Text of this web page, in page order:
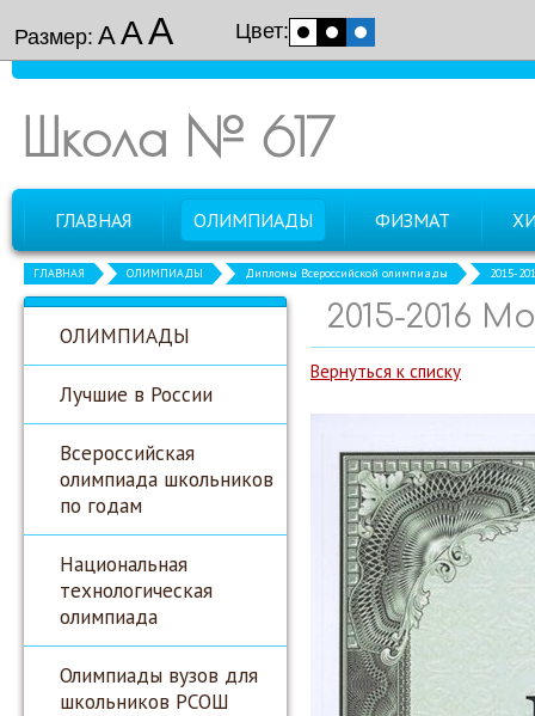
Размер: ААА Цвет:
Школа № 617
ГЛАВНАЯ ОЛИМПИАДЫ ФИЗМАТ
ГЛАВНАЯ ОЛИМПИАДЫ Дипломы Всероссийской олимпиады 2015-
ОЛИМПИАДЫ
Лучшие в России
Всероссийская
олимпиада школьников
по годам
Национальная
технологическая
олимпиада
Олимпиады вузов для
школьников РСОШ
2015-2016
Вернуться к списку